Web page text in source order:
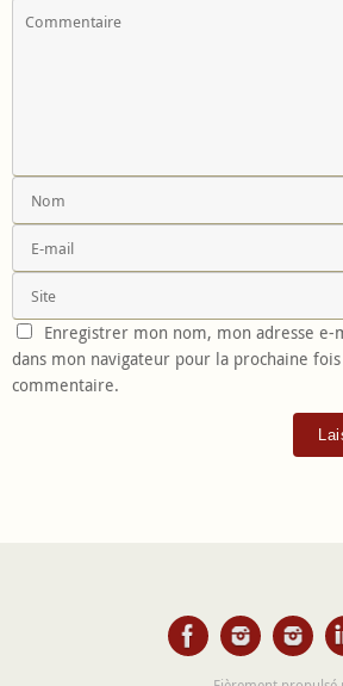
Enregistrer mon nom, mon adresse e-
dans mon navigateur pour la prochaine
commentaire.